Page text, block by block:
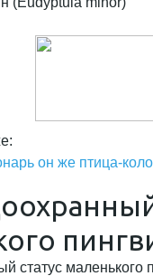
он же птица-
статус маленького